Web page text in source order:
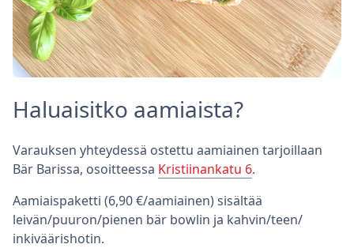
Haluaisitko aamiaista?
Varauksen yhteydessä ostettu aamiainen tarjoillaan
Bär Barissa, osoitteessa Kristiinankatu 6.
Aamiaispaketti (6,90 €/aamiainen) sisältää
leivän/puuron/pienen bär bowlin ja kahvin/teen/
inkiväärishotin.